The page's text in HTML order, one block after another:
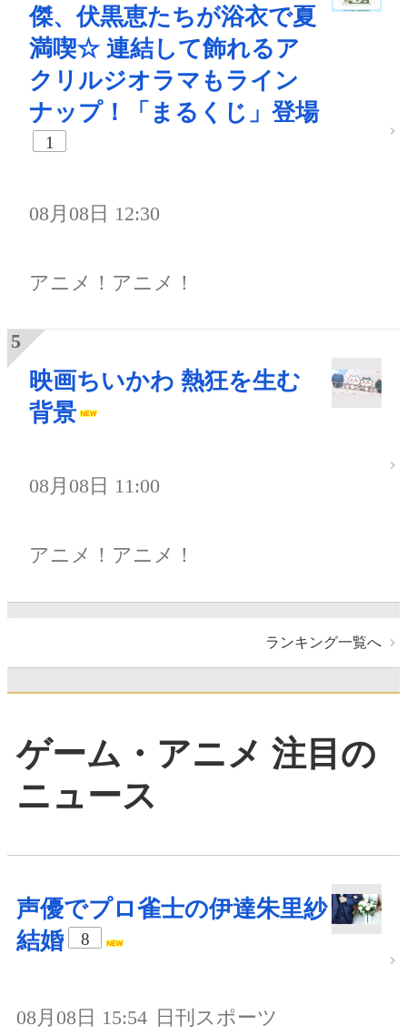
傑、伏黒恵たちが浴衣で夏
満喫☆ 連結して飾れるア
クリルジオラマもライン
ナップ！「まるくじ」登場
1
08月08日 12:30
アニメ！アニメ！
映画ちいかわ 熱狂を生む
背景
08月08日 11:00
アニメ！アニメ！
ランキング一覧へ
ゲーム・アニメ 注目の
ニュース
声優でプロ雀士の伊達朱里紗
結婚
8
08月08日 15:54 日刊スポーツ